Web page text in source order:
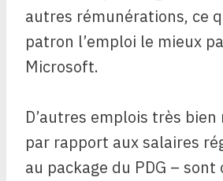
autres rémunérations, ce
patron l’emploi le mieux
Microsoft.
D’autres emplois très
par rapport aux salaires
au package du PDG – sont